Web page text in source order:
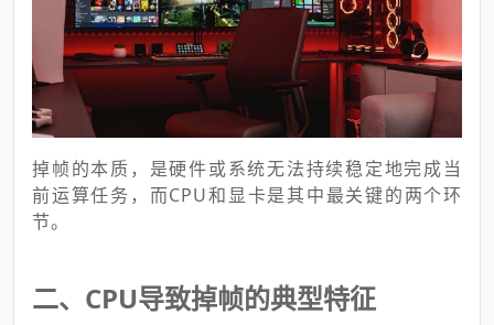
掉帧的本质，是硬件或系统无法持续稳定地完成当
前运算任务，而CPU和显卡是其中最关键的两个环
节。
二、CPU导致掉帧的典型特征